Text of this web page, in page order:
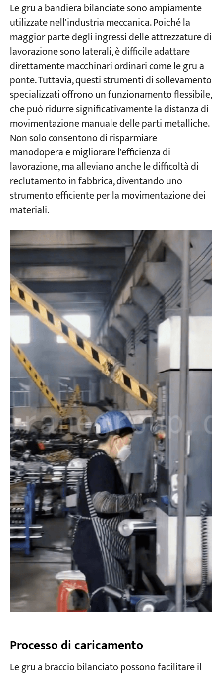
Le gru a bandiera bilanciate sono ampiamente
utilizzate nell'industria meccanica. Poiché la
maggior parte degli ingressi delle attrezzature di
lavorazione sono laterali, è difficile adattare
direttamente macchinari ordinari come le gru a
ponte. Tuttavia, questi strumenti di sollevamento
specializzati offrono un funzionamento flessibile,
che può ridurre significativamente la distanza di
movimentazione manuale delle parti metalliche.
Non solo consentono di risparmiare
manodopera e migliorare l'efficienza di
lavorazione, ma alleviano anche le difficoltà di
reclutamento in fabbrica, diventando uno
strumento efficiente per la movimentazione dei
materiali.
Processo di caricamento
Le gru a braccio bilanciato possono facilitare il